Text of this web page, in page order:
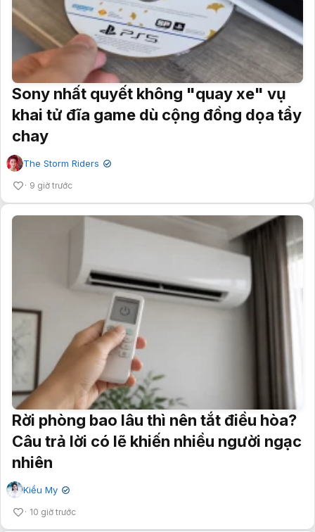
Sony nhất quyết không "quay xe" vụ
khai tử đĩa game dù cộng đồng dọa tẩy
chay
The Storm Riders ✔
9 giờ trước
Rời phòng bao lâu thì nên tắt điều hòa?
Câu trả lời có lẽ khiến nhiều người ngạc
nhiên
Kiều My ✔
10 giờ trước